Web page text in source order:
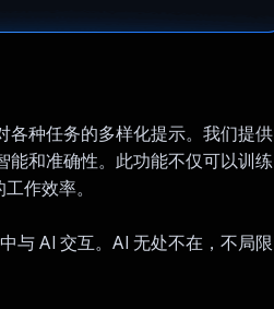
各种任务的多样化提示。我们提供
能和准确性。此功能不仅可以训练
作效率。
与 AI 交互。AI 无处不在，不局限